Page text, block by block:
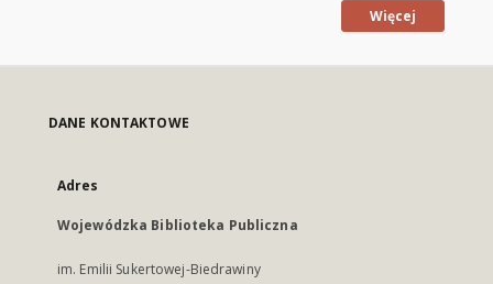
Więcej
DANE KONTAKTOWE
Adres
Wojewódzka Biblioteka Publiczna
im. Emilii Sukertowej-Biedrawiny